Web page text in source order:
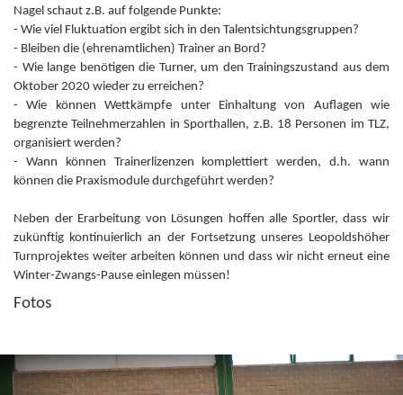
Nagel schaut z.B. auf folgende Punkte:
- Wie viel Fluktuation ergibt sich in den Talentsichtungsgruppen?
- Bleiben die (ehrenamtlichen) Trainer an Bord?
- Wie lange benötigen die Turner, um den Trainingszustand aus dem
Oktober 2020 wieder zu erreichen?
- Wie können Wettkämpfe unter Einhaltung von Auflagen wie
begrenzte Teilnehmerzahlen in Sporthallen, z.B. 18 Personen im TLZ,
organisiert werden?
- Wann können Trainerlizenzen komplettiert werden, d.h. wann
können die Praxismodule durchgeführt werden?
Neben der Erarbeitung von Lösungen hoffen alle Sportler, dass wir
zukünftig kontinuierlich an der Fortsetzung unseres Leopoldshöher
Turnprojektes weiter arbeiten können und dass wir nicht erneut eine
Winter-Zwangs-Pause einlegen müssen!
Fotos